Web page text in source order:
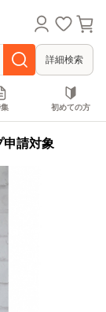
詳細検索
初めての方
申請対象